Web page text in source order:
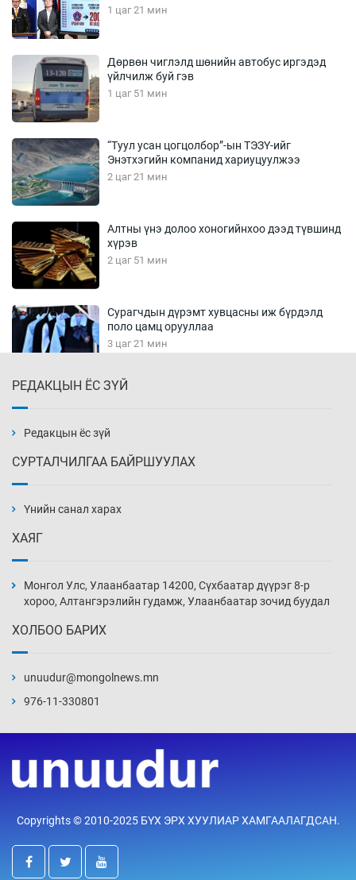
1 цаг 21 мин
Дөрвөн чиглэлд шөнийн автобус иргэдэд
үйлчилж буй гэв
1 цаг 51 мин
“Туул усан цогцолбор”-ын ТЭЗҮ-ийг
Энэтхэгийн компанид хариуцуулжээ
2 цаг 21 мин
Алтны үнэ долоо хоногийнхоо дээд түвшинд
хүрэв
2 цаг 51 мин
Сурагчдын дүрэмт хувцасны иж бүрдэлд
поло цамц орууллаа
3 цаг 21 мин
3 цаг 51 мин
4 цаг 21 мин
4 цаг 51 мин
дарамтад оров
20 цаг 51 мин
баржээ
21 цаг 21 мин
РЕДАКЦЫН ЁС ЗҮЙ
Редакцын ёс зүй
СУРТАЛЧИЛГАА БАЙРШУУЛАХ
Үнийн санал харах
ХАЯГ
Монгол Улс, Улаанбаатар 14200, Сүхбаатар дүүрэг 8-р
хороо, Алтангэрэлийн гудамж, Улаанбаатар зочид буудал
ХОЛБОО БАРИХ
unuudur@mongolnews.mn
976-11-330801
Copyrights © 2010-2025 БҮХ ЭРХ ХУУЛИАР ХАМГААЛАГДСАН.